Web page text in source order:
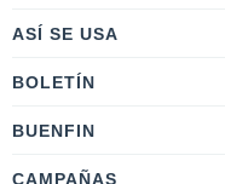
ASÍ SE USA
BOLETÍN
BUENFIN
CAMPAÑAS